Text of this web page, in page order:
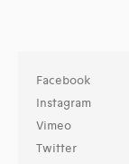
Facebook
Instagram
Vimeo
Twitter